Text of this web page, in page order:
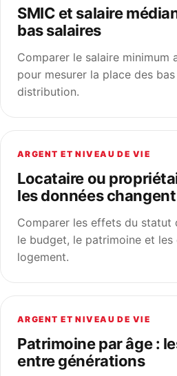
SMIC et salaire
bas salaires
Comparer le salaire minimum
pour mesurer la place des
distribution.
ARGENT ET NIVEAU DE VIE
Locataire ou
les données changent
Comparer les effets du statut
le budget, le patrimoine et les
logement.
ARGENT ET NIVEAU DE VIE
Patrimoine par âge :
entre générations